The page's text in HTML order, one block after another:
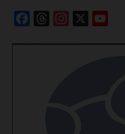
Facebook
Threads
Instagram
X